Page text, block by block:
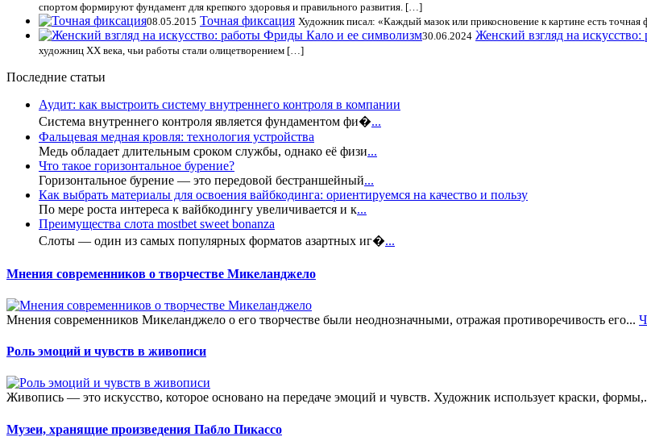
спортом формируют фундамент для крепкого здоровья и правильного развития. […]
08.05.2015 Точная фиксация Художник писал: «Каждый мазок или прикосновение к картине есть
30.06.2024 Женский взгляд на
художниц XX века, чьи работы стали олицетворением […]
Последние статьи
Аудит: как выстроить систему внутреннего контроля в компании
Система внутреннего контроля является фундаментом фи�...
Фальцевая медная кровля: технология устройства
Медь обладает длительным сроком службы, однако её физи...
Что такое горизонтальное бурение?
Горизонтальное бурение — это передовой бестраншейный...
Как выбрать материалы для освоения вайбкодинга: ориентируемся на качество и пользу
По мере роста интереса к вайбкодингу увеличивается и к...
Преимущества слота mostbet sweet bonanza
Слоты — один из самых популярных форматов азартных иг�...
Мнения современников о творчестве Микеланджело
Мнения современников Микеланджело о его творчестве были неоднозначными, отражая противоречивость его...
Роль эмоций и чувств в живописи
Живопись — это искусство, которое основано на передаче эмоций и чувств. Художник использует краски,
Музеи, хранящие произведения Пабло Пикассо